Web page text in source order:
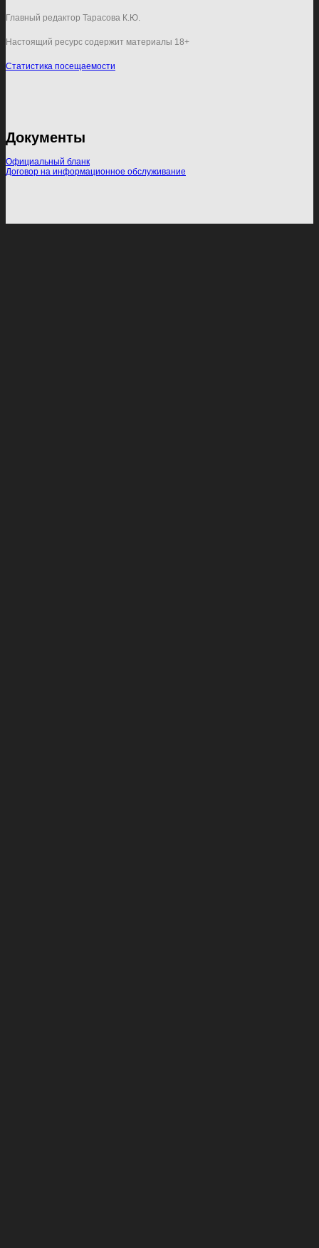
Главный редактор Тарасова К.Ю.
Настоящий ресурс содержит материалы 18+
Статистика посещаемости
Документы
Официальный бланк
Договор на информационное обслуживание